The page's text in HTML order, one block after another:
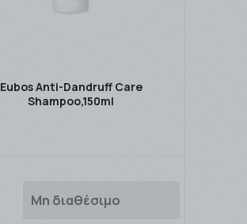
Eubos Anti-Dandruff Care
Shampoo,150ml
Μη διαθέσιμο